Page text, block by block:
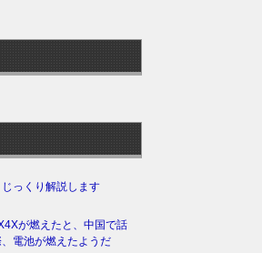
っくり解説します
が燃えたと、中国で話
電池が燃えたようだ